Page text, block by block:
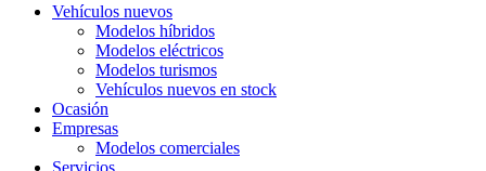
Vehículos nuevos
Modelos híbridos
Modelos eléctricos
Modelos turismos
Vehículos nuevos en stock
Ocasión
Empresas
Modelos comerciales
Servicios